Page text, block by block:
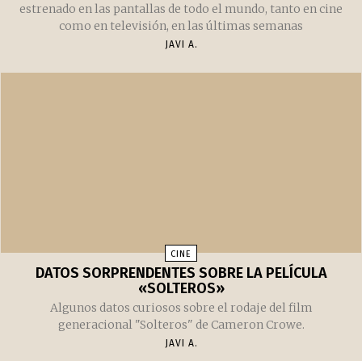
estrenado en las pantallas de todo el mundo, tanto en cine
como en televisión, en las últimas semanas
JAVI A.
CINE
DATOS SORPRENDENTES SOBRE LA PELÍCULA
«SOLTEROS»
Algunos datos curiosos sobre el rodaje del film
generacional "Solteros" de Cameron Crowe.
JAVI A.